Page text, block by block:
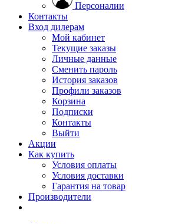
Персоналии
Контакты
Вход дилерам
Мой кабинет
Текущие заказы
Личные данные
Сменить пароль
История заказов
Профили заказов
Корзина
Подписки
Контакты
Выйти
Акции
Как купить
Условия оплаты
Условия доставки
Гарантия на товар
Производители